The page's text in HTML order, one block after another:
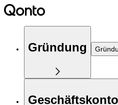
Gründung
Geschäftskonto